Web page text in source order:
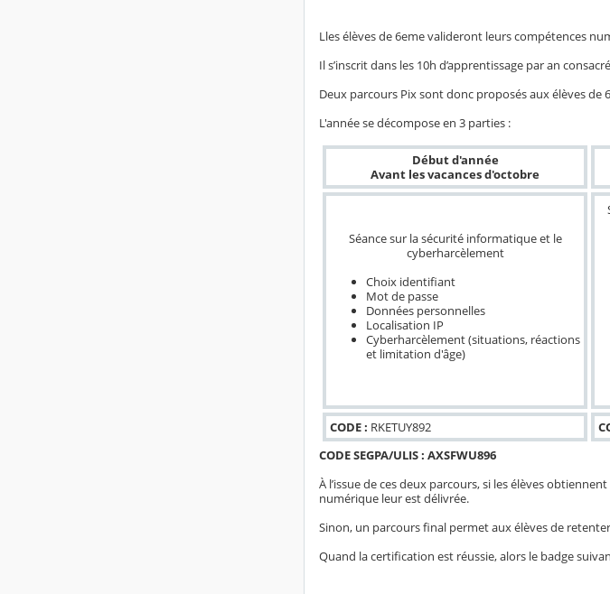
Lles élèves de 6eme valideront leurs compétences
Il s’inscrit dans les 10h d’apprentissage par an
Deux parcours Pix sont donc proposés aux élèves
L'année se décompose en 3 parties :
Début d'année
Avant les vacances d'octobre
Séance sur la sécurité informatique et le
cyberharcèlement
Choix identifiant
Mot de passe
Données personnelles
Localisation IP
Cyberharcèlement (situations, réactions
et limitation d'âge)
CODE : RKETUY892
CODE SEGPA/ULIS : AXSFWU896
À l’issue de ces deux parcours, si les élèves
numérique leur est délivrée.
Sinon, un parcours final permet aux élèves de
Quand la certification est réussie, alors le badge